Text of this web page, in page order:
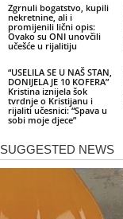
Zgrnuli bogatstvo, kupili
nekretnine, ali i
promijenili lični opis:
Ovako su ONI unovčili
učešće u rijalitiju
“USELILA SE U NAŠ STAN,
DONIJELA JE 10 KOFERA”
Kristina iznijela šok
tvrdnje o Kristijanu i
rijaliti učesnici: “Spava u
sobi moje djece”